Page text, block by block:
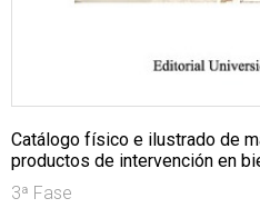
Catálogo físico e ilustrado de
productos de intervención en
3ª Fase